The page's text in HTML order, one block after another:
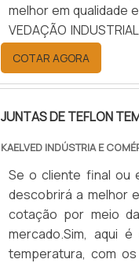
melhor em qualidade
VEDAÇÃO
industrial
encon...
COTAR AGORA
JUNTAS DE TEFLON
KAELVED INDÚSTRIA E
Se o cliente final ou
descobrirá a melhor
cotação por meio
mercado.Sim, aqui
temperatura, com